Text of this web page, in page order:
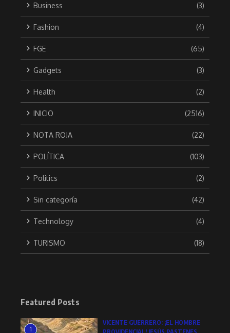
Business (3)
Fashion (4)
FGE (65)
Gadgets (3)
Health (2)
INICIO (2516)
NOTA ROJA (22)
POLÍTICA (103)
Politics (2)
Sin categoría (42)
Technology (4)
TURISMO (18)
Featured Posts
1
VICENTE GUERRERO: ¡EL HOMBRE